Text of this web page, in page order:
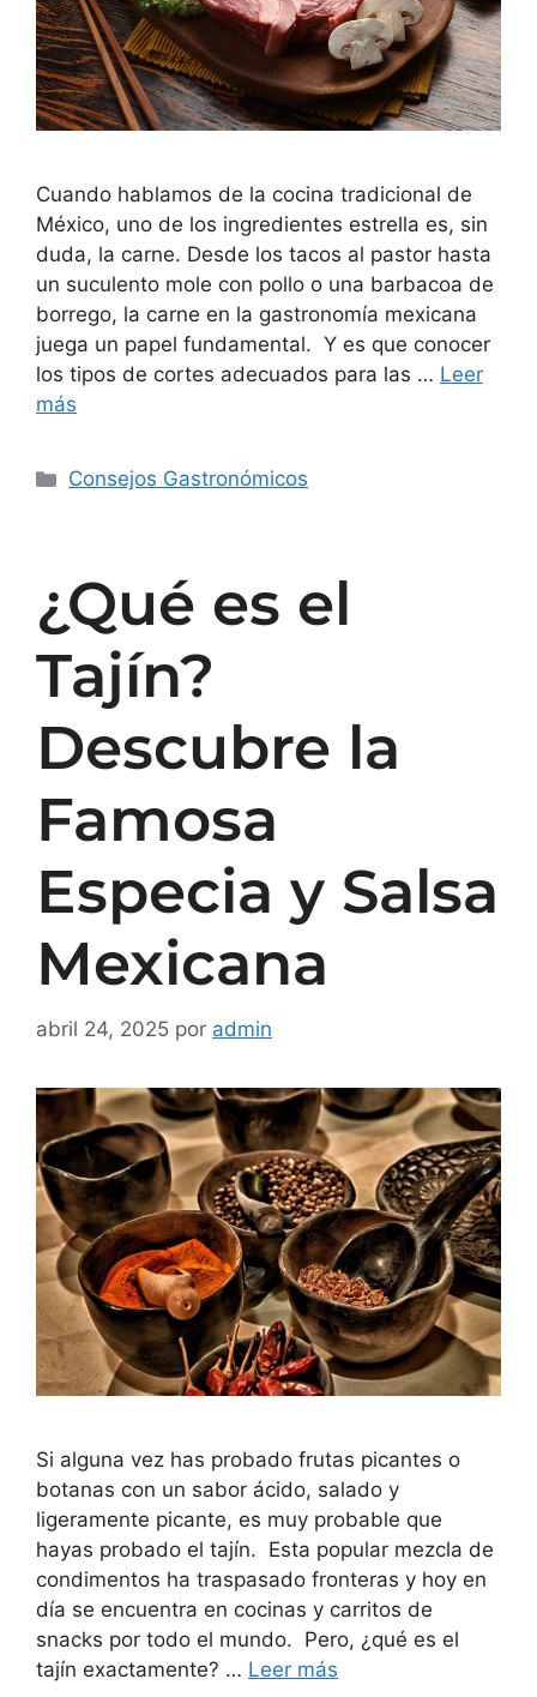
Cuando hablamos de la cocina tradicional de
México, uno de los ingredientes estrella es, sin
duda, la carne. Desde los tacos al pastor hasta
un suculento mole con pollo o una barbacoa de
borrego, la carne en la gastronomía mexicana
juega un papel fundamental. Y es que conocer
los tipos de cortes adecuados para las … Leer
más
Consejos Gastronómicos
¿Qué es el
Tajín?
Descubre la
Famosa
Especia y Salsa
Mexicana
abril 24, 2025 por admin
Si alguna vez has probado frutas picantes o
botanas con un sabor ácido, salado y
ligeramente picante, es muy probable que
hayas probado el tajín. Esta popular mezcla de
condimentos ha traspasado fronteras y hoy en
día se encuentra en cocinas y carritos de
snacks por todo el mundo. Pero, ¿qué es el
tajín exactamente? … Leer más